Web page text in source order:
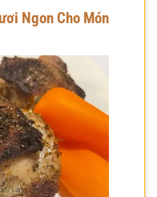
Ngon Cho Món